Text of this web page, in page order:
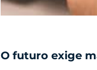
O futuro exige